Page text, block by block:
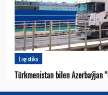
Logistika
Türkmenistan bilen Azerbaýjan